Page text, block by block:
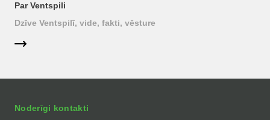
Par Ventspili
Dzīve Ventspilī, vide, fakti, vēsture
Noderīgi kontakti